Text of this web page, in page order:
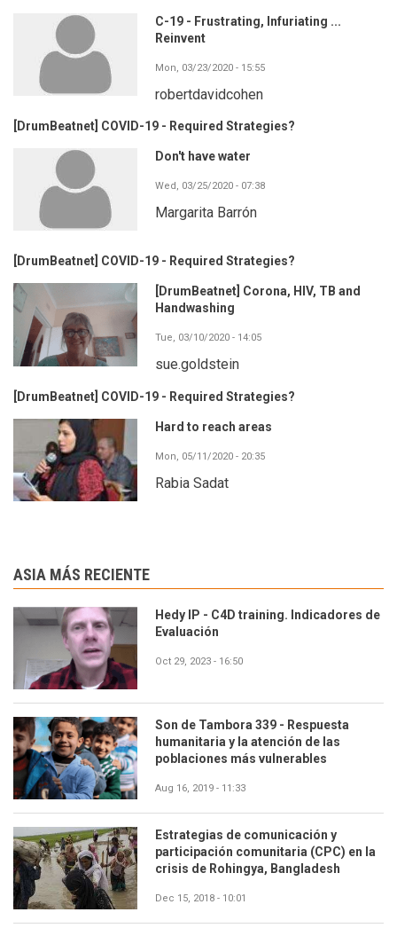
C-19 - Frustrating, Infuriating ...
Reinvent
Mon, 03/23/2020 - 15:55
robertdavidcohen
[DrumBeatnet] COVID-19 - Required Strategies?
Don't have water
Wed, 03/25/2020 - 07:38
Margarita Barrón
[DrumBeatnet] COVID-19 - Required Strategies?
[DrumBeatnet] Corona, HIV, TB and
Handwashing
Tue, 03/10/2020 - 14:05
sue.goldstein
[DrumBeatnet] COVID-19 - Required Strategies?
Hard to reach areas
Mon, 05/11/2020 - 20:35
Rabia Sadat
ASIA MÁS RECIENTE
Hedy IP - C4D training. Indicadores de
Evaluación
Oct 29, 2023 - 16:50
Son de Tambora 339 - Respuesta
humanitaria y la atención de las
poblaciones más vulnerables
Aug 16, 2019 - 11:33
Estrategias de comunicación y
participación comunitaria (CPC) en la
crisis de Rohingya, Bangladesh
Dec 15, 2018 - 10:01